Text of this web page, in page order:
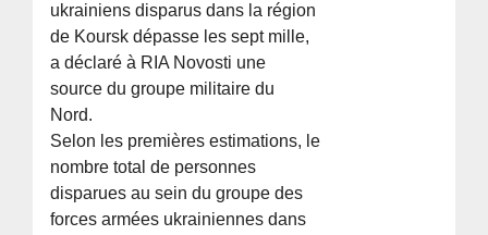
ukrainiens disparus dans la région
de Koursk dépasse les sept mille,
a déclaré à RIA Novosti une
source du groupe militaire du
Nord.
Selon les premières estimations, le
nombre total de personnes
disparues au sein du groupe des
forces armées ukrainiennes dans